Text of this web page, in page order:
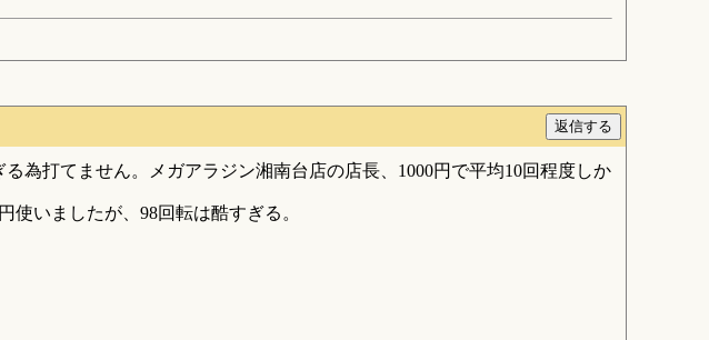
為打てません。メガアラジン湘南台店の店長、1000円で平均10回程度しか
いましたが、98回転は酷すぎる。